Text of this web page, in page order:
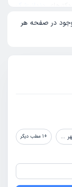
در صفحه هر
3
+
1 مطب دیگر